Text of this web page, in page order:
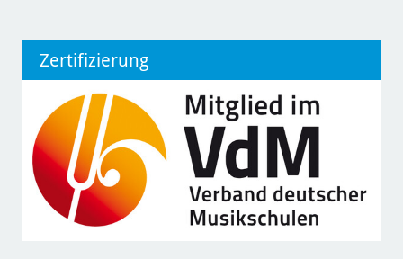
Zertifizierung